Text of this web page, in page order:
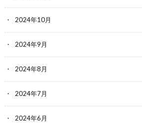
2024年10月
2024年9月
2024年8月
2024年7月
2024年6月